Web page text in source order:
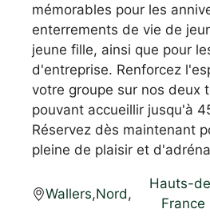
mémorables pour les
enterrements de vie de
jeune fille, ainsi que pour
d'entreprise. Renforcez
votre groupe sur nos deux
pouvant accueillir jusqu'à
Réservez dès maintenant
pleine de plaisir et
Wallers,Nord,
Hauts-
France